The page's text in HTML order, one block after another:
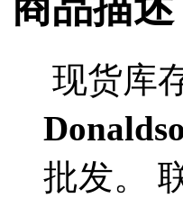
现货库
批发。